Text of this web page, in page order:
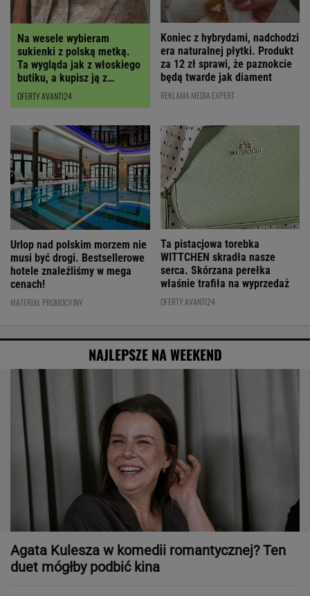
Na wesele wybieram
sukienki z polską metką.
Ta wygląda jak z włoskiego
butiku, a kupisz ją z
RABATEM
OFERTY AVANTI24
Koniec z hybrydami, nadchodzi
era naturalnej płytki. Produkt
za 12 zł sprawi, że paznokcie
będą twarde jak diament
REKLAMA MEDIA EXPERT
Urlop nad polskim morzem nie
musi być drogi. Bestsellerowe
hotele znaleźliśmy w mega
cenach!
MATERIAŁ PROMOCYJNY
Ta pistacjowa torebka
WITTCHEN skradła nasze
serca. Skórzana perełka
właśnie trafiła na wyprzedaż
OFERTY AVANTI24
NAJLEPSZE NA WEEKEND
Agata Kulesza w komedii romantycznej? Ten
duet mógłby podbić kina